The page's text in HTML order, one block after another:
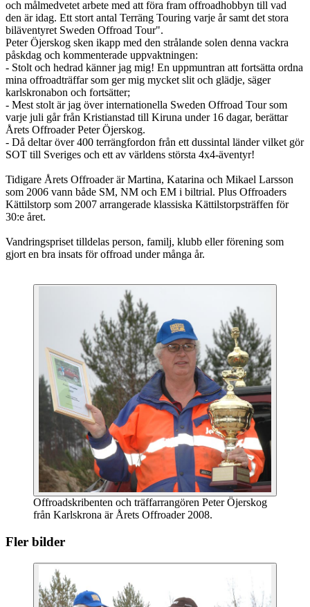
och målmedvetet arbete med att föra fram offroadhobbyn till vad
den är idag. Ett stort antal Terräng Touring varje år samt det stora
biläventyret Sweden Offroad Tour".
Peter Öjerskog sken ikapp med den strålande solen denna vackra
påskdag och kommenterade uppvaktningen:
- Stolt och hedrad känner jag mig! En uppmuntran att fortsätta ordna
mina offroadträffar som ger mig mycket slit och glädje, säger
karlskronabon och fortsätter;
- Mest stolt är jag över internationella Sweden Offroad Tour som
varje juli går från Kristianstad till Kiruna under 16 dagar, berättar
Årets Offroader Peter Öjerskog.
- Då deltar över 400 terrängfordon från ett dussintal länder vilket gör
SOT till Sveriges och ett av världens största 4x4-äventyr!
Tidigare Årets Offroader är Martina, Katarina och Mikael Larsson
som 2006 vann både SM, NM och EM i biltrial. Plus Offroaders
Kättilstorp som 2007 arrangerade klassiska Kättilstorpsträffen för
30:e året.
Vandringspriset tilldelas person, familj, klubb eller förening som
gjort en bra insats för offroad under många år.
Offroadskribenten och träffarrangören Peter Öjerskog
från Karlskrona är Årets Offroader 2008.
Fler bilder